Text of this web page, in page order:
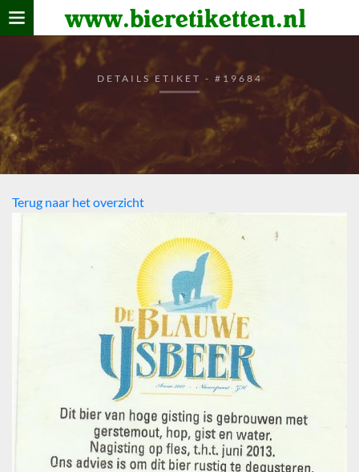
www.bieretiketten.nl
Home
verzamelen
De bierkaart
Bezoekers
DETAILS ETIKET - #19684
Terug naar het overzicht